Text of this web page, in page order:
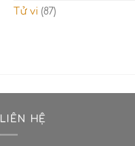
Tử vi (87)
LIÊN HỆ